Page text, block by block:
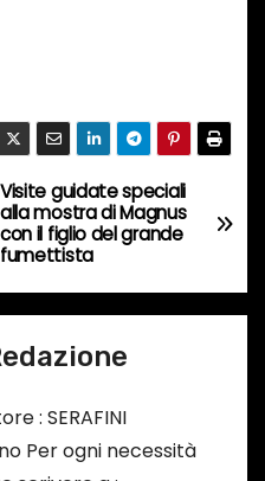
Visite guidate speciali
alla mostra di Magnus
con il figlio del grande
fumettista
: SERAFINI
Per ogni necessità